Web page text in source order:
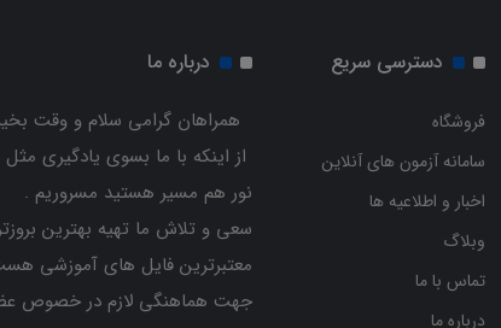
دسترسی سریع
فروشگاه
سامانه آزمون های آنلاین
اخبار و اطلاعیه ها
وبلاگ
تماس با ما
درباره ما
درباره ما
همراهان گرامی سلام و وقت
از اینکه با ما بسوی یادگیری
نور هم مسیر هستید مسروریم .
سعی و تلاش ما تهیه بهترین
معتبرترین فایل های آموزشی
جهت هماهنگی لازم در خصوص